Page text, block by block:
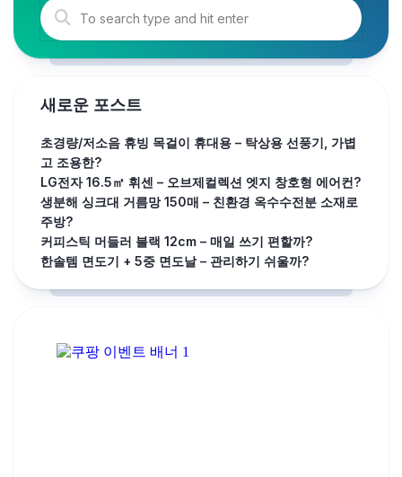
새로운 포스트
초경량/저소음 휴빙 목걸이 휴대용 – 탁상용 선풍기, 가볍
고 조용한?
LG전자 16.5㎡ 휘센 – 오브제컬렉션 엣지 창호형 에어컨?
생분해 싱크대 거름망 150매 – 친환경 옥수수전분 소재로
주방?
커피스틱 머들러 블랙 12cm – 매일 쓰기 편할까?
한솔템 면도기 + 5중 면도날 – 관리하기 쉬울까?